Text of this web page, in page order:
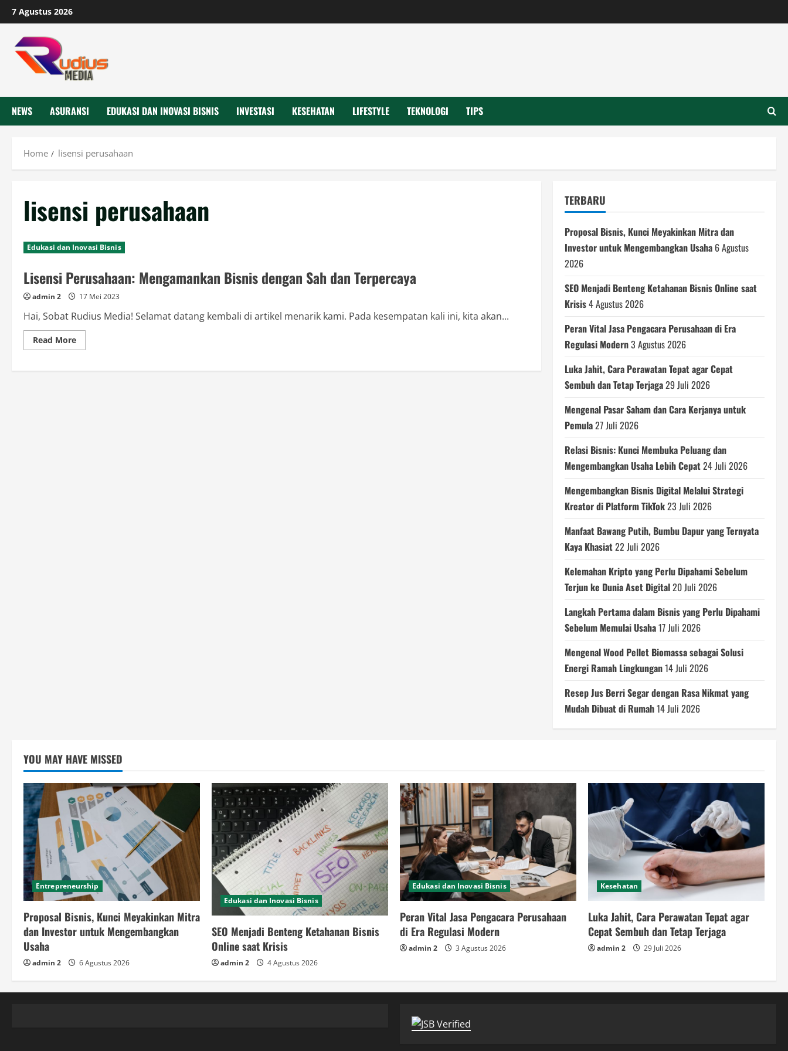
Skip
to
content
7 Agustus 2026
NEWS ASURANSI EDUKASI DAN INOVASI BISNIS INVESTASI KESEHATAN LIFESTYLE TEKNOLOGI TIPS
Home lisensi perusahaan
lisensi perusahaan
Edukasi dan Inovasi Bisnis
Lisensi Perusahaan: Mengamankan Bisnis dengan Sah dan Terpercaya
admin 2 17 Mei 2023
Hai, Sobat Rudius Media! Selamat datang kembali di artikel menarik kami. Pada kesempatan kali ini, kita akan...
Read MoreRead
more
Perusahaan:
TERBARU
Proposal Bisnis, Kunci Meyakinkan Mitra dan
Investor untuk Mengembangkan Usaha 6 Agustus
2026
SEO Menjadi Benteng Ketahanan Bisnis Online saat
Krisis4 Agustus 2026
Peran Vital Jasa Pengacara Perusahaan di Era
Regulasi Modern3 Agustus 2026
Luka Jahit, Cara Perawatan Tepat agar Cepat
Sembuh dan Tetap Terjaga29 Juli 2026
Mengenal Pasar Saham dan Cara Kerjanya untuk
Pemula27 Juli 2026
Relasi Bisnis: Kunci Membuka Peluang dan
Mengembangkan Usaha Lebih Cepat24 Juli 2026
Mengembangkan Bisnis Digital Melalui Strategi
Kreator di Platform TikTok23 Juli 2026
Manfaat Bawang Putih, Bumbu Dapur yang Ternyata
Kaya Khasiat22 Juli 2026
Kelemahan Kripto yang Perlu Dipahami Sebelum
Terjun ke Dunia Aset Digital20 Juli 2026
Langkah Pertama dalam Bisnis yang Perlu Dipahami
Sebelum Memulai Usaha17 Juli 2026
Mengenal Wood Pellet Biomassa sebagai Solusi
Energi Ramah Lingkungan14 Juli 2026
Resep Jus Berri Segar dengan Rasa Nikmat yang
Mudah Dibuat di Rumah14 Juli 2026
YOU MAY HAVE MISSED
Entrepreneurship
Proposal Bisnis, Kunci Meyakinkan Mitra
dan Investor untuk Mengembangkan
Usaha
admin 2 6 Agustus 2026
Edukasi dan Inovasi Bisnis
SEO Menjadi Benteng Ketahanan Bisnis
Online saat Krisis
admin 2 4 Agustus 2026
Edukasi dan Inovasi Bisnis
Peran Vital Jasa Pengacara Perusahaan
di Era Regulasi Modern
admin 2 3 Agustus 2026
Kesehatan
Luka Jahit, Cara Perawatan Tepat agar
Cepat Sembuh dan Tetap Terjaga
admin 2 29 Juli 2026